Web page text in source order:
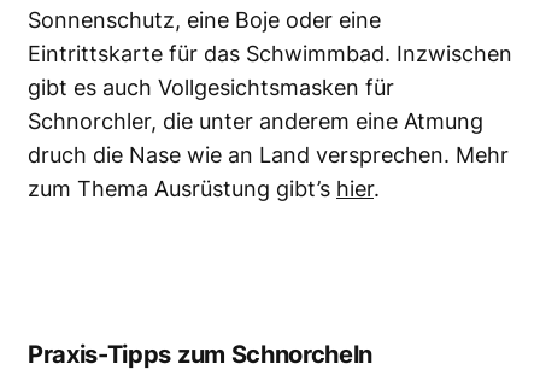
Sonnenschutz, eine Boje oder eine
Eintrittskarte für das Schwimmbad. Inzwischen
gibt es auch Vollgesichtsmasken für
Schnorchler, die unter anderem eine Atmung
druch die Nase wie an Land versprechen. Mehr
zum Thema Ausrüstung gibt’s hier.
Praxis-Tipps zum Schnorcheln